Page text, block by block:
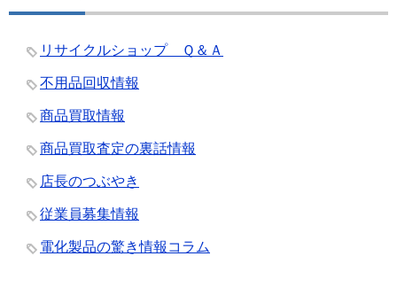
リサイクルショップ Ｑ＆Ａ
不用品回収情報
商品買取情報
商品買取査定の裏話情報
店長のつぶやき
従業員募集情報
電化製品の驚き情報コラム